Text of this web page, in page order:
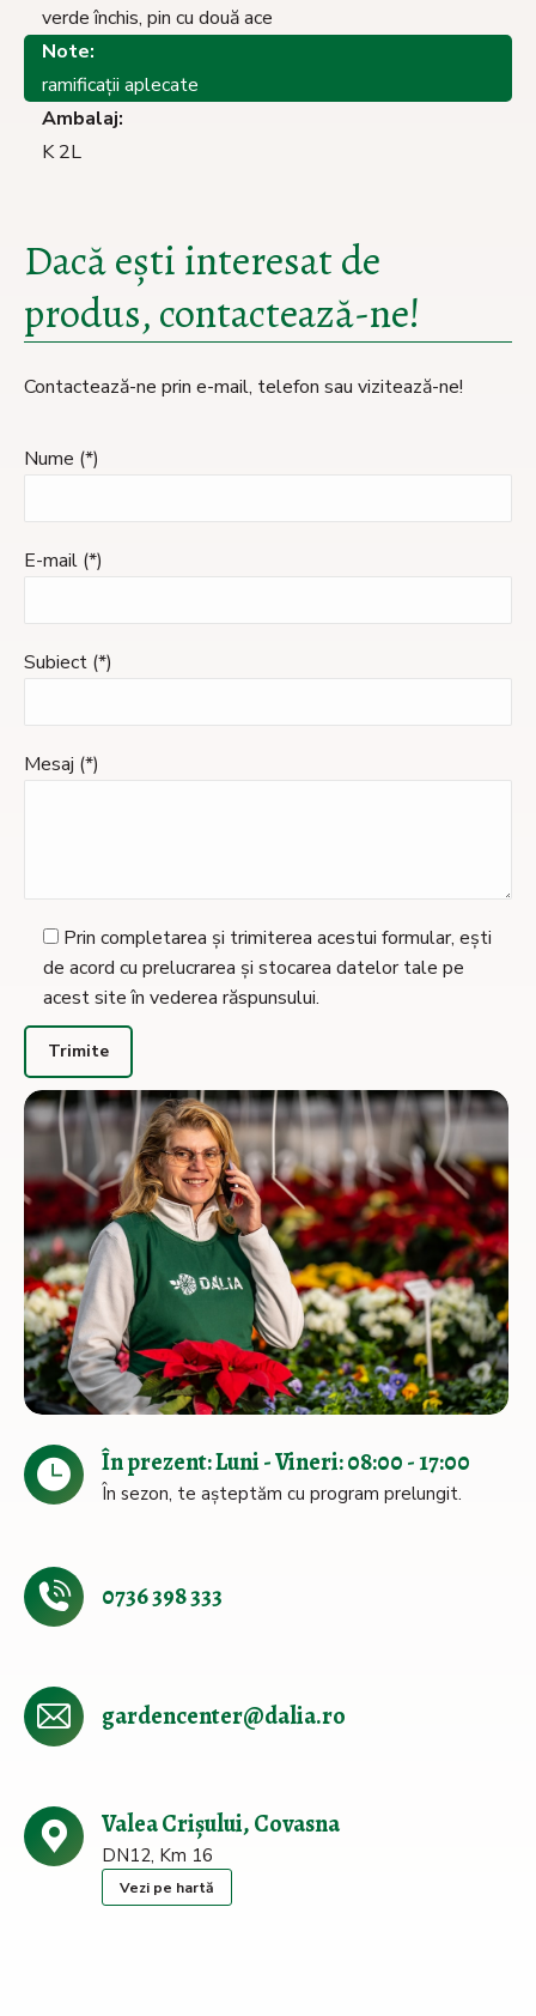
verde închis, pin cu două ace
Note:
ramificații aplecate
Ambalaj:
K 2L
Dacă ești interesat de
produs, contactează-ne!
Contactează-ne prin e-mail, telefon sau vizitează-ne!
Nume (*)
E-mail (*)
Subiect (*)
Mesaj (*)
Prin completarea și trimiterea acestui formular, ești
de acord cu prelucrarea și stocarea datelor tale pe
acest site în vederea răspunsului.
În prezent: Luni - Vineri: 08:00 - 17:00
În sezon, te așteptăm cu program prelungit.
0736 398 333
gardencenter@dalia.ro
Valea Crișului, Covasna
DN12, Km 16
Vezi pe hartă